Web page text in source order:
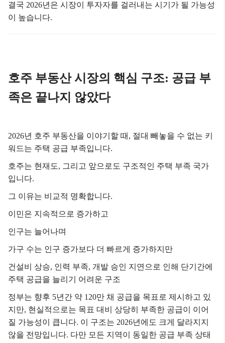
결국 2026년은 시장이 투자자를 걸러내는 시기가 될 가능성
이 높습니다.
호주 부동산 시장의 핵심 구조: 공급 부
족은 끝나지 않았다
2026년 호주 부동산을 이야기할 때, 절대 빼놓을 수 없는 키
워드는 주택 공급 부족입니다.
호주는 현재도, 그리고 앞으로도 구조적인 주택 부족 국가
입니다.
그 이유는 비교적 명확합니다.
이민은 지속적으로 증가하고
인구는 늘어나며
가구 수는 인구 증가보다 더 빠르게 증가하지만
건설비 상승, 인력 부족, 개발 승인 지연으로 인해 단기간에
주택 공급을 늘리기 어려운 구조
정부는 향후 5년간 약 120만 채 공급을 목표로 제시하고 있
지만, 현실적으로는 목표 대비 상당히 부족한 공급이 이어
질 가능성이 큽니다. 이 구조는 2026년에도 크게 달라지지
않을 전망입니다. 다만 모든 지역이 동일한 공급 부족 상태